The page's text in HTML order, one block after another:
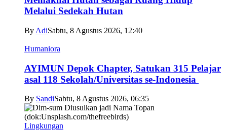
Melalui Sedekah Hutan
By AdiSabtu, 8 Agustus 2026, 12:40
Humaniora
AYIMUN Depok Chapter, Satukan 315 Pelajar
asal 118 Sekolah/Universitas se-Indonesia
By SandiSabtu, 8 Agustus 2026, 06:35
Lingkungan